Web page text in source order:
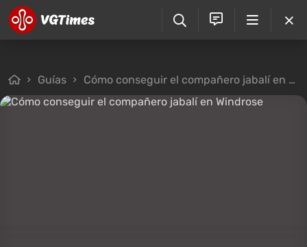
Guías Cómo conseguir el compañero jabalí en Windrose